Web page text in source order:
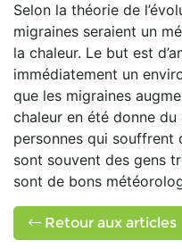
Selon la théorie de
migraines seraient un
la chaleur. Le but est
immédiatement un
que les migraines
chaleur en été donne
personnes qui souffrent
sont souvent des gens
sont de bons
Retour aux articles